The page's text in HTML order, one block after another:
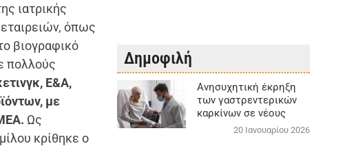
ιατρικής
όπως
βιογραφικό
πολλούς
Ε&Α,
με
Ως
κρίθηκε ο
Δημοφιλή
Aνησυχητική έκρηξη
των γαστρεντερικών
καρκίνων σε νέους
20 Ιανουαρίου 2026